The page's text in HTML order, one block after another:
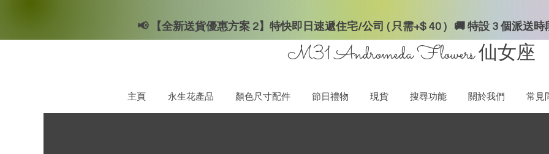
📢 【全新送貨優惠方案 2】特快即日速遞住宅/公司 ( 只需+$ 40 ) 🚚 特設 3 個派送時
M31 Andromeda Flowers 仙女座
主頁 永生花產品 顏色尺寸配件 節日禮物 現貨 搜尋功能 關於我們 常見